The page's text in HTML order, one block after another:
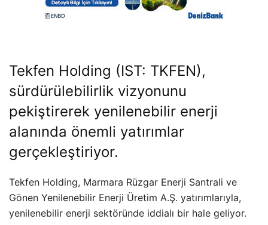
Tekfen Holding (IST: TKFEN),
sürdürülebilirlik vizyonunu
pekiştirerek yenilenebilir enerji
alanında önemli yatırımlar
gerçekleştiriyor.
Tekfen Holding, Marmara Rüzgar Enerji Santrali ve
Gönen Yenilenebilir Enerji Üretim A.Ş. yatırımlarıyla,
yenilenebilir enerji sektöründe iddialı bir hale geliyor.